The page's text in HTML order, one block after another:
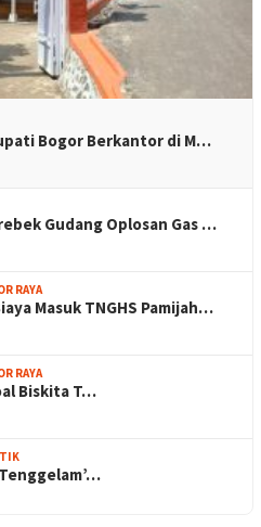
Bogor Berkantor di M…
Gudang Oplosan Gas …
RAYA
Masuk TNGHS Pamijah…
RAYA
Biskita T…